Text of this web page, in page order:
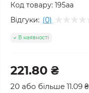
Код товару: 195аа
Відгуки: (0)
В наявності
221.80 ₴
20 або більше 11.09 ₴